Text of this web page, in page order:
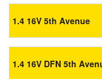
1.4 16V 5th Avenue
1.4 16V DFN 5th